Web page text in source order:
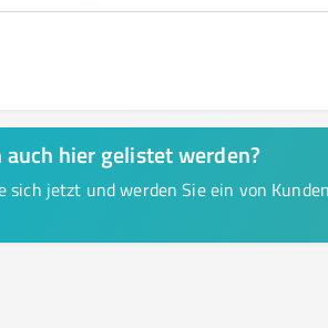
auch hier gelistet werden?
sich jetzt und werden Sie ein von